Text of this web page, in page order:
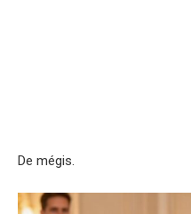
De mégis.